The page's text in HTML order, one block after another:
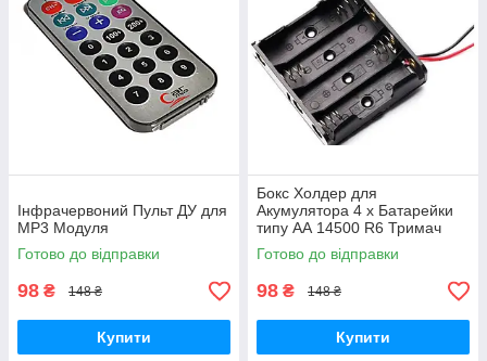
Інфрачервоний Пульт ДУ для
MP3 Модуля
Готово до відправки
98 ₴ 148 ₴
Купити
Бокс Холдер для
Акумулятора 4 х Батарейки
типу АА 14500 R6 Тримач
Holder
Готово до відправки
98 ₴ 148 ₴
Купити